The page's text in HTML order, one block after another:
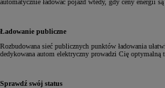
Ładowanie publiczne
Rozbudowana sieć publicznych punktów ładowania
dedykowana autom elektryczny prowadzi Cię optymalną
Sprawdź swój status